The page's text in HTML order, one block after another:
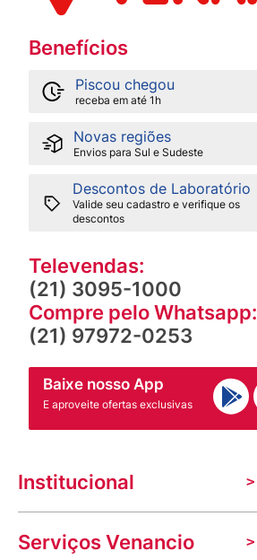
Benefícios
Piscou chegou
receba em até 1h
Novas regiões
Envios para Sul e Sudeste
Descontos de Laboratório
Valide seu cadastro e verifique os
descontos
Televendas:
(21) 3095-1000
Compre pelo Whatsapp:
(21) 97972-0253
Baixe nosso App
E aproveite ofertas exclusivas
Institucional
A Venancio
Trabalhe Conosco
Serviços Venancio